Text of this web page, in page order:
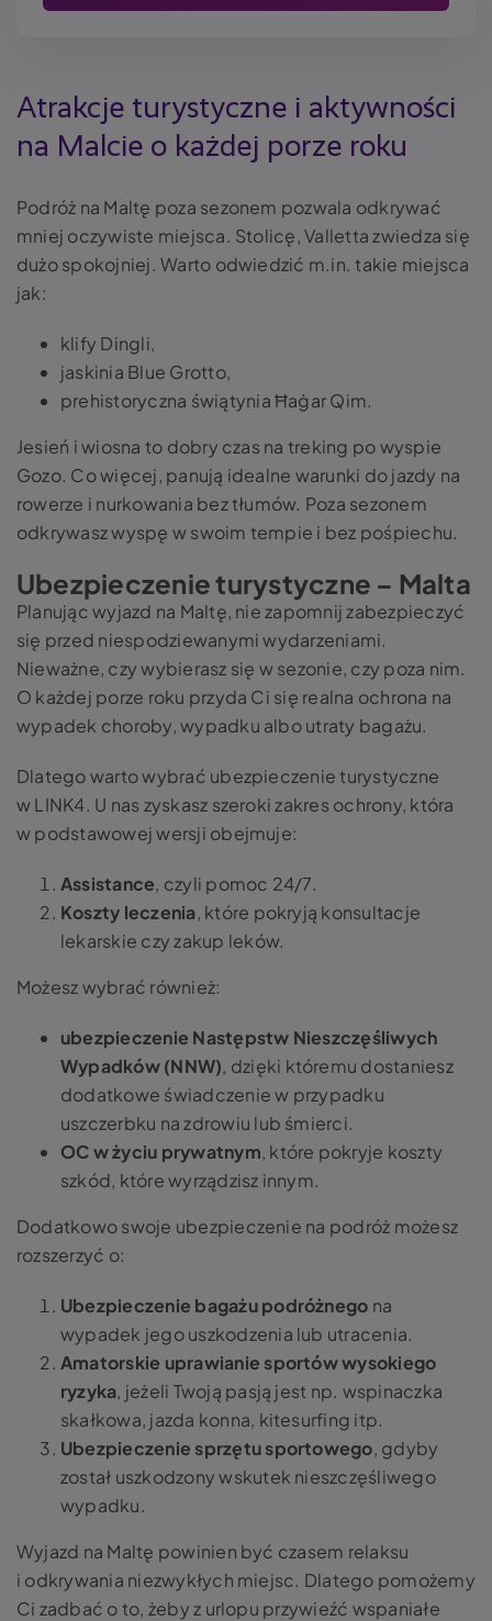
Atrakcje turystyczne i aktywności
na Malcie o każdej porze roku
Podróż na Maltę poza sezonem pozwala odkrywać
mniej oczywiste miejsca. Stolicę, Valletta zwiedza się
dużo spokojniej. Warto odwiedzić m.in. takie miejsca
jak:
klify Dingli,
jaskinia Blue Grotto,
prehistoryczna świątynia Ħaġar Qim.
Jesień i wiosna to dobry czas na treking po wyspie
Gozo. Co więcej, panują idealne warunki do jazdy na
rowerze i nurkowania bez tłumów. Poza sezonem
odkrywasz wyspę w swoim tempie i bez pośpiechu.
Ubezpieczenie turystyczne – Malta
Planując wyjazd na Maltę, nie zapomnij zabezpieczyć
się przed niespodziewanymi wydarzeniami.
Nieważne, czy wybierasz się w sezonie, czy poza nim.
O każdej porze roku przyda Ci się realna ochrona na
wypadek choroby, wypadku albo utraty bagażu.
Dlatego warto wybrać ubezpieczenie turystyczne
w LINK4. U nas zyskasz szeroki zakres ochrony, która
w podstawowej wersji obejmuje:
Assistance, czyli pomoc 24/7.
Koszty leczenia, które pokryją konsultacje
lekarskie czy zakup leków.
Możesz wybrać również:
ubezpieczenie Następstw Nieszczęśliwych
Wypadków (NNW), dzięki któremu dostaniesz
dodatkowe świadczenie w przypadku
uszczerbku na zdrowiu lub śmierci.
OC w życiu prywatnym, które pokryje koszty
szkód, które wyrządzisz innym.
Dodatkowo swoje ubezpieczenie na podróż możesz
rozszerzyć o:
Ubezpieczenie bagażu podróżnego na
wypadek jego uszkodzenia lub utracenia.
Amatorskie uprawianie sportów wysokiego
ryzyka, jeżeli Twoją pasją jest np. wspinaczka
skałkowa, jazda konna, kitesurfing itp.
Ubezpieczenie sprzętu sportowego, gdyby
został uszkodzony wskutek nieszczęśliwego
wypadku.
Wyjazd na Maltę powinien być czasem relaksu
i odkrywania niezwykłych miejsc. Dlatego pomożemy
Ci zadbać o to, żeby z urlopu przywieźć wspaniałe